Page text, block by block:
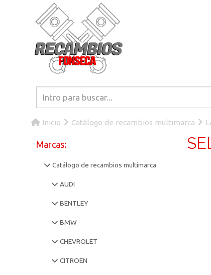
Inicio Catálogo de recambios multimarca
Marcas:
Catálogo de recambios multimarca
AUDI
BENTLEY
BMW
CHEVROLET
CITROEN